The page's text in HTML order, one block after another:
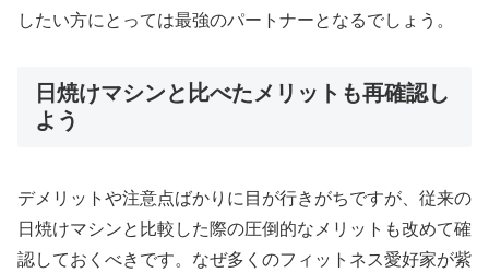
したい方にとっては最強のパートナーとなるでしょう。
日焼けマシンと比べたメリットも再確認し
よう
デメリットや注意点ばかりに目が行きがちですが、従来の
日焼けマシンと比較した際の圧倒的なメリットも改めて確
認しておくべきです。なぜ多くのフィットネス愛好家が紫